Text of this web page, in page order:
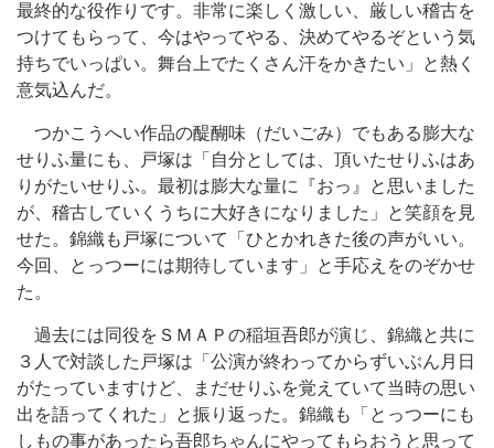
最終的な役作りです。非常に楽しく激しい、厳しい稽古を
つけてもらって、今はやってやる、決めてやるぞという気
持ちでいっぱい。舞台上でたくさん汗をかきたい」と熱く
意気込んだ。
つかこうへい作品の醍醐味（だいごみ）でもある膨大な
せりふ量にも、戸塚は「自分としては、頂いたせりふはあ
りがたいせりふ。最初は膨大な量に『おっ』と思いました
が、稽古していくうちに大好きになりました」と笑顔を見
せた。錦織も戸塚について「ひとかれきた後の声がいい。
今回、とっつーには期待しています」と手応えをのぞかせ
た。
過去には同役をＳＭＡＰの稲垣吾郎が演じ、錦織と共に
３人で対談した戸塚は「公演が終わってからずいぶん月日
がたっていますけど、まだせりふを覚えていて当時の思い
出を語ってくれた」と振り返った。錦織も「とっつーにも
しもの事があったら吾郎ちゃんにやってもらおうと思って